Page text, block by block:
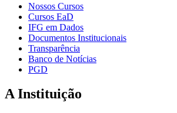
Nossos Cursos
Cursos EaD
IFG em Dados
Documentos Institucionais
Transparência
Banco de Notícias
PGD
A Instituição